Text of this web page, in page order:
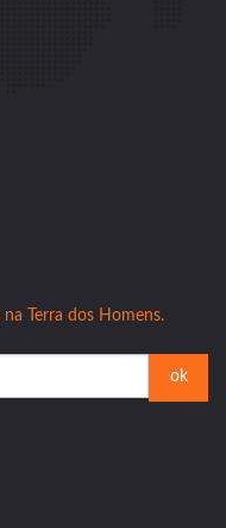
Terra dos Homens.